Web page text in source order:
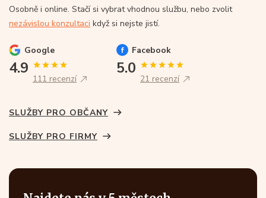
Osobně i online. Stačí si vybrat vhodnou službu, nebo zvolit
nezávislou konzultaci když si nejste jistí.
Google
4.9
111 recenzí
Facebook
5.0
21 recenzí
SLUŽBY PRO OBČANY
SLUŽBY PRO FIRMY